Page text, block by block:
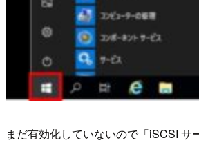
まだ有効化していないので「iSCSI サ